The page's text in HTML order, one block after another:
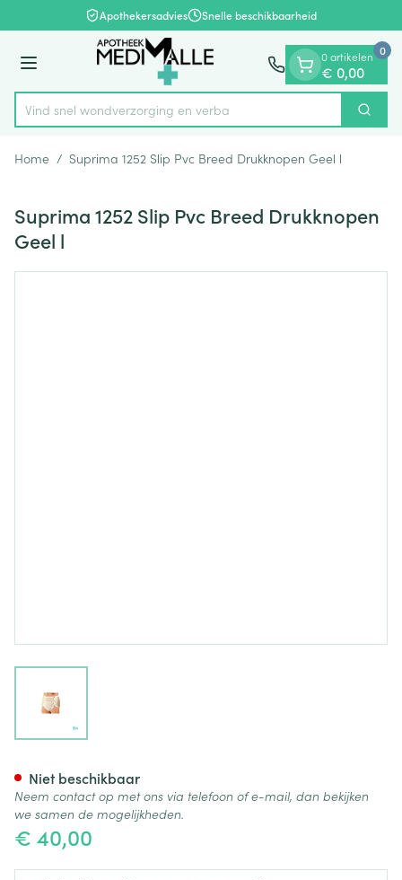
Ga naar de inhoudApothekersadvies Snelle beschikbaarheid
Menu
Product, merk, categorie...
Vind snel wondverzorging Zoek
0 artikelen
€ 0,00
0
Home / Suprima 1252 Slip Pvc Breed Drukknopen Geel l
Suprima 1252 Slip Pvc Breed Drukknopen
Geel l
€ 40,00
Niet beschikbaar
Neem contact op met ons via telefoon of e-mail, dan bekijken
we samen de mogelijkheden.